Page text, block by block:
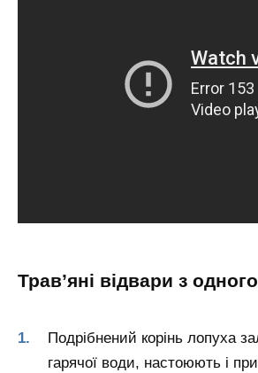
Трав’яні відвари з
Подрібнений корінь лопуха
гарячої води, настоюють і